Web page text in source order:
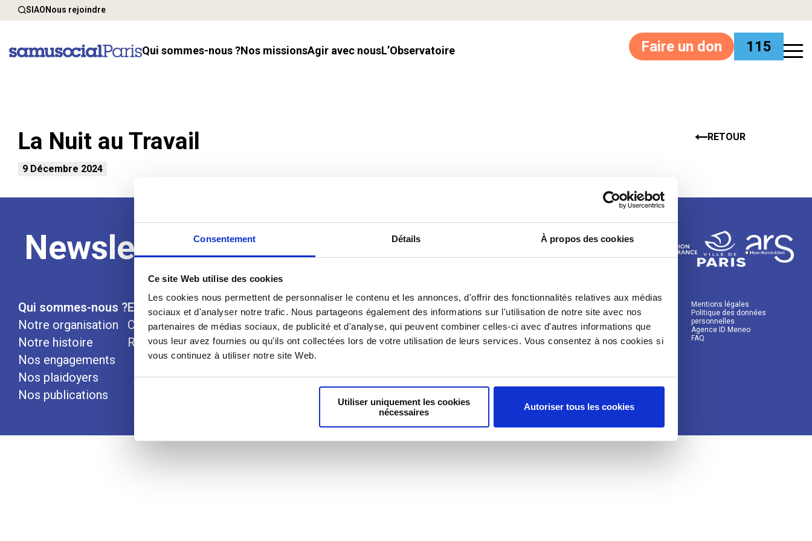
Consentement Détails À propos des cookies
Ce site Web utilise des cookies
Les cookies nous permettent de personnaliser le contenu et les annonces, d'offrir des fonctionnalités relatives aux médias
sociaux et d'analyser notre trafic. Nous partageons également des informations sur l'utilisation de notre site avec nos
partenaires de médias sociaux, de publicité et d'analyse, qui peuvent combiner celles-ci avec d'autres informations que
vous leur avez fournies ou qu'ils ont collectées lors de votre utilisation de leurs services. Vous consentez à nos cookies si
vous continuez à utiliser notre site Web.
Utiliser uniquement les cookies
nécessaires
Autoriser tous les cookies
SIAONous rejoindre
Qui sommes-nous ? Nos missions Agir avec nous l’Observatoire Faire un don 115
La Nuit au Travail RETOUR
9 Décembre 2024
Newsletter
Qui sommes-nous ?
Notre organisation
Notre histoire
Nos engagements
Nos plaidoyers
Nos publications
Espace Presse
Communiqués
Revues de presse
Nous rejoindreNous contacterPodcasts
Mentions légales
Politique des données
personnelles
Agence ID Meneo
FAQ